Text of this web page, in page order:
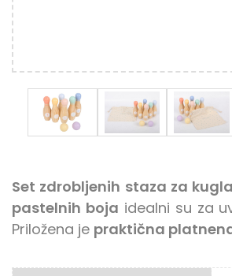
Set zdrobljenih staza za
pastelnih boja idealni su za
Priložena je praktična